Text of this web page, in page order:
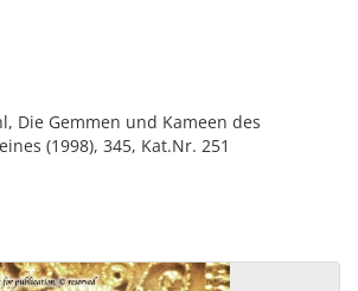
Die Gemmen und Kameen des
(1998), 345, Kat.Nr. 251